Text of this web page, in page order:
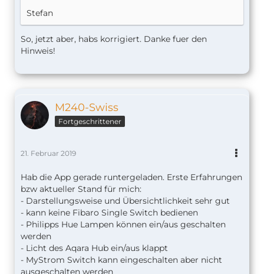
Stefan
So, jetzt aber, habs korrigiert. Danke fuer den
Hinweis!
M240-Swiss
Fortgeschrittener
21. Februar 2019
Hab die App gerade runtergeladen. Erste Erfahrungen
bzw aktueller Stand für mich:
- Darstellungsweise und Übersichtlichkeit sehr gut
- kann keine Fibaro Single Switch bedienen
- Philipps Hue Lampen können ein/aus geschalten
werden
- Licht des Aqara Hub ein/aus klappt
- MyStrom Switch kann eingeschalten aber nicht
ausgeschalten werden